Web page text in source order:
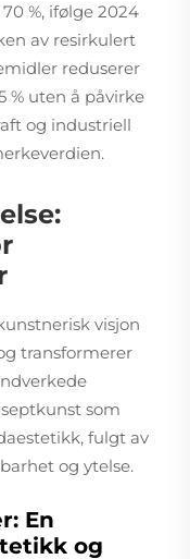
%, ifølge 2024
av resirkulert
reduserer
% uten å påvirke
og industriell
visjon
transformerer
som
fulgt av
og ytelse.
En
og